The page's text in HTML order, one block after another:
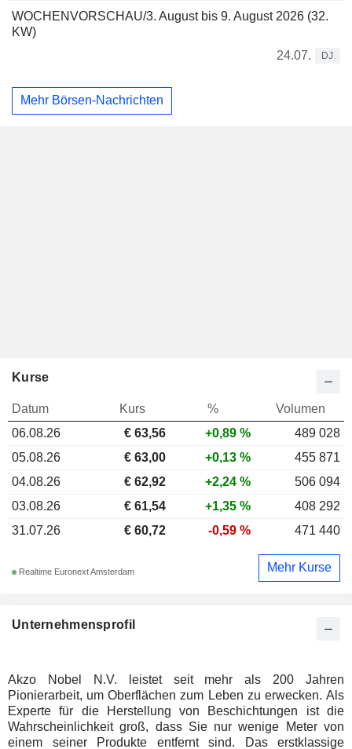
WOCHENVORSCHAU/3. August bis 9. August 2026 (32.
KW)
24.07.
DJ
Mehr Börsen-Nachrichten
Unternehmensprofil
Akzo Nobel N.V. leistet seit mehr als 200 Jahren
Pionierarbeit, um Oberflächen zum Leben zu erwecken. Als
Experte für die Herstellung von Beschichtungen ist die
Wahrscheinlichkeit groß, dass Sie nur wenige Meter von
einem seiner Produkte entfernt sind. Das erstklassige
Kurse
Datum Kurs %
Volumen
06.08.26
€ 63,56 +0,89 %
489 028
05.08.26
€ 63,00 +0,13 %
455 871
04.08.26
€ 62,92 +2,24 %
506 094
03.08.26
€ 61,54 +1,35 %
408 292
31.07.26
€ 60,72 -0,59 % 471 440
Realtime Euronext Amsterdam Mehr Kurse